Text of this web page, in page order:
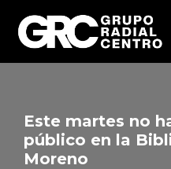
Saltar
al
Este martes no
público en la
Moreno